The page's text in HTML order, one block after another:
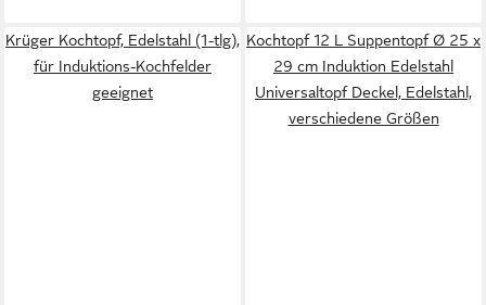
Krüger Kochtopf, Edelstahl (1-tlg),
für Induktions-Kochfelder
geeignet
Kochtopf 12 L Suppentopf Ø 25 x
29 cm Induktion Edelstahl
Universaltopf Deckel, Edelstahl,
verschiedene Größen